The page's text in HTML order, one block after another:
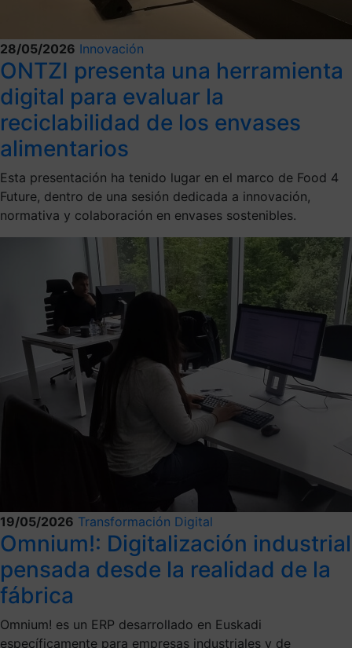
28/05/2026 Innovación
ONTZI presenta una herramienta
digital para evaluar la
reciclabilidad de los envases
alimentarios
Esta presentación ha tenido lugar en el marco de Food 4
Future, dentro de una sesión dedicada a innovación,
normativa y colaboración en envases sostenibles.
19/05/2026 Transformación Digital
Omnium!: Digitalización industrial
pensada desde la realidad de la
fábrica
Omnium! es un ERP desarrollado en Euskadi
específicamente para empresas industriales y de